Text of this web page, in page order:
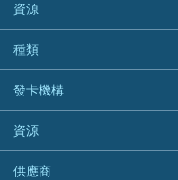
網上貸款
結餘轉戶(清卡數貸款)
銀行貸款
財務公司貸款
免入息貸款
免TU貸款
急借錢
BEA 東亞銀行
BOC 中國銀行
Cashing Pro 優尚信貸
CCB(Asia) 中國建設銀行 (亞洲)
Citibank 花旗銀行
CNCBI 信銀國際
CreFIT 維信
資源
如何申請個人貸款
如何管理個人貸款
個人貸款有用資訊
清卡數貸款教學
循環貸款教學
個人化貸款產品推介 🔥全新
種類
網購優惠
精選外幣網購信用卡
尊尚信用卡
公司信用卡
發卡機構
Citibank花旗銀行
AE美國運通
資源
Black Friday優惠
供應商